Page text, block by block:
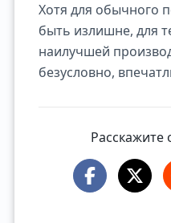
Хотя для обычного
быть излишне, для
наилучшей
безусловно,
Расскажите